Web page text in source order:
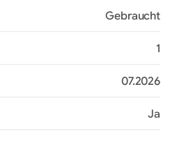
Gebraucht
1
07.2026
Ja